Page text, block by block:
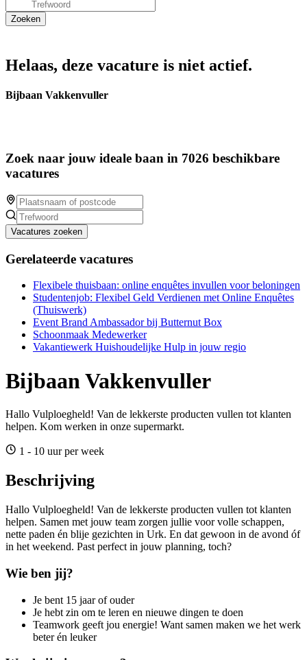
Helaas, deze vacature is niet actief.
Bijbaan Vakkenvuller
Zoek naar jouw ideale baan in 7026 beschikbare
vacatures
Vacatures zoeken
Gerelateerde vacatures
Flexibele thuisbaan: online enquêtes invullen voor beloningen
Studentenjob: Flexibel Geld Verdienen met Online Enquêtes
(Thuiswerk)
Event Brand Ambassador bij Butternut Box
Schoonmaak Medewerker
Vakantiewerk Huishoudelijke Hulp in jouw regio
Bijbaan Vakkenvuller
Hallo Vulploegheld! Van de lekkerste producten vullen tot klanten
helpen. Kom werken in onze supermarkt.
1 - 10 uur per week
Beschrijving
Hallo Vulploegheld! Van de lekkerste producten vullen tot klanten
helpen. Samen met jouw team zorgen jullie voor volle schappen,
nette paden én blije gezichten in Urk. En dat gewoon in de avond óf
in het weekend. Past perfect in jouw planning, toch?
Wie ben jij?
Je bent 15 jaar of ouder
Je hebt zin om te leren en nieuwe dingen te doen
Teamwork geeft jou energie! Want samen maken we het werk
beter én leuker